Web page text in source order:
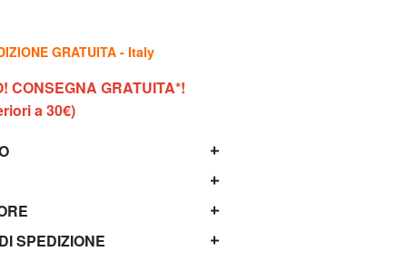
GRATUITA - Italy
CONSEGNA GRATUITA*!
a 30€)
SPEDIZIONE